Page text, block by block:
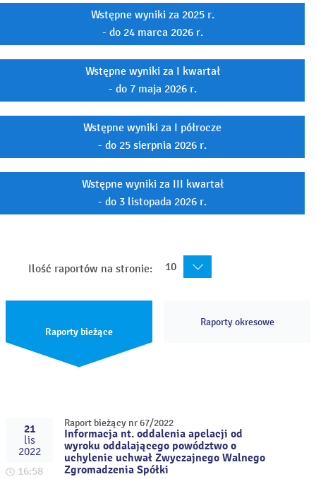
Wstępne wyniki za 2025 r.
- do 24 marca 2026 r.
Wstępne wyniki za I kwartał
- do 7 maja 2026 r.
Wstępne wyniki za I półrocze
- do 25 sierpnia 2026 r.
Wstępne wyniki za III kwartał
- do 3 listopada 2026 r.
Ilość raportów na stronie: 10
Raporty bieżące
Raporty okresowe
21
lis
2022
16:58
Raport bieżący nr 67/2022
Informacja nt. oddalenia apelacji od
wyroku oddalającego powództwo o
uchylenie uchwał Zwyczajnego Walnego
Zgromadzenia Spółki